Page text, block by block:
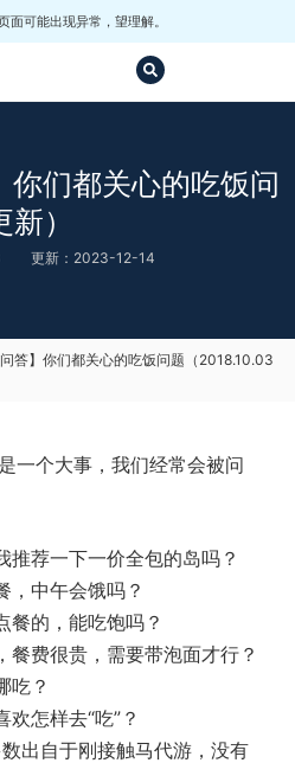
可能出现异常，望理解。
你们都关心的吃饭问
）
更新：2023-12-14
问答】你们都关心的吃饭问题（2018.10.03
一个大事，我们经常会被问
推荐一下一价全包的岛吗？
，中午会饿吗？
餐的，能吃饱吗？
餐费很贵，需要带泡面才行？
吃？
怎样去“吃”？
出自于刚接触马代游，没有